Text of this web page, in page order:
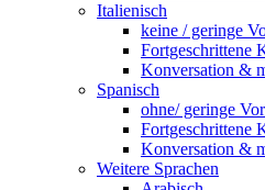
Italienisch
keine / geringe
Fortgeschrittene
Konversation &
Spanisch
ohne/ geringe
Fortgeschrittene
Konversation &
Weitere Sprachen